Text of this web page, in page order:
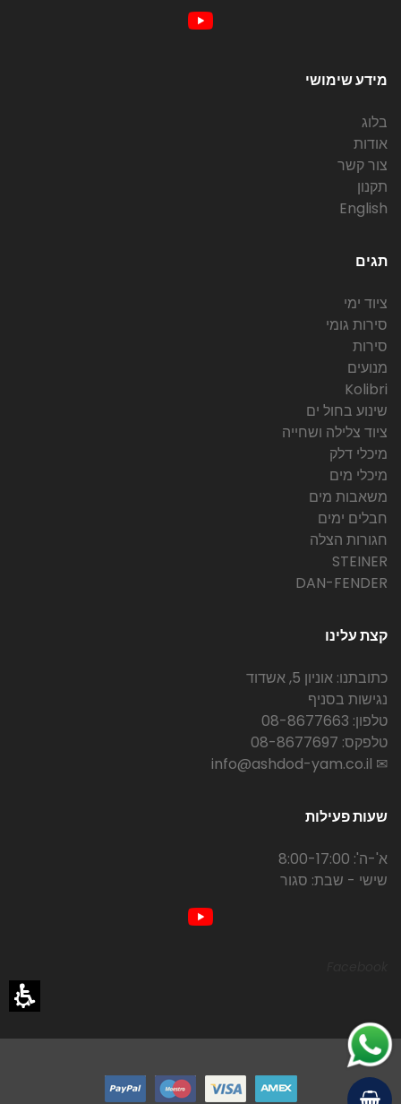
מידע שימושי
בלוג
אודות
צור קשר
תקנון
English
תגים
ציוד ימי
סירות גומי
סירות
מנועים
Kolibri
שינוע בחול ים
ציוד צלילה ושחייה
מיכלי דלק
מיכלי מים
משאבות מים
חבלים ימים
חגורות הצלה
STEINER
DAN-FENDER
קצת עלינו
כתובתנו: אוניון 5, אשדוד
נגישות בסניף
טלפון: 08-8677663
טלפקס: 08-8677697
✉ info@ashdod-yam.co.il
שעות פעילות
א'-ה': 8:00-17:00
שישי - שבת: סגור